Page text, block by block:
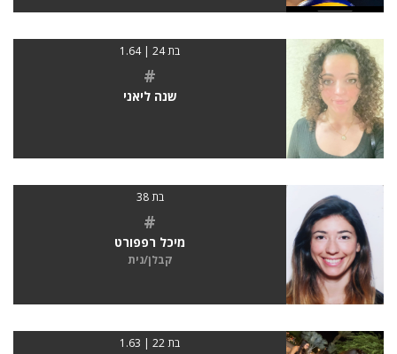
בת 24 | 1.64
#
שנה ליאני
בת 38
#
מיכל רפפורט
קבלן/נית
בת 22 | 1.63